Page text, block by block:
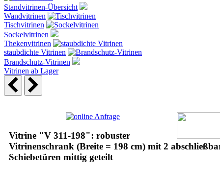
Standvitrinen-Übersicht
Wandvitrinen
Tischvitrinen
Sockelvitrinen
Thekenvitrinen
staubdichte Vitrinen
Brandschutz-Vitrinen
Vitrinen ab Lager
Vitrine "V 311-198": robuster
Vitrinenschrank (Breite = 198 cm) mit 2
Schiebetüren mittig geteilt